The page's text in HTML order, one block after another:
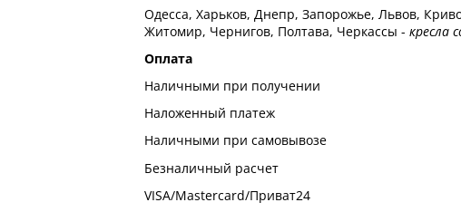
Одесса, Харьков, Днепр, Запорожье, Львов,
Житомир, Чернигов, Полтава, Черкассы - кресла
Оплата
Наличными при получении
Наложенный платеж
Наличными при самовывозе
Безналичный расчет
VISA/Mastercard/Приват24